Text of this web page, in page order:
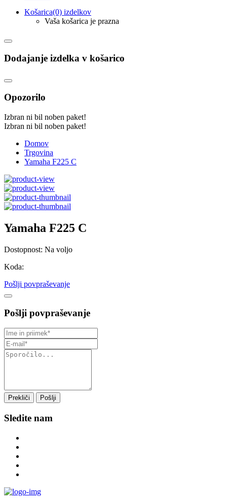
Košarica(0) izdelkov
Vaša košarica je prazna
Dodajanje izdelka v košarico
Opozorilo
Izbran ni bil noben paket!
Izbran ni bil noben paket!
Domov
Trgovina
Yamaha F225 C
Yamaha F225 C
Dostopnost: Na voljo
Koda:
Pošlji povpraševanje
Pošlji povpraševanje
Prekliči Pošlji
Sledite nam